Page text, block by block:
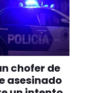
chofer de
asesinado